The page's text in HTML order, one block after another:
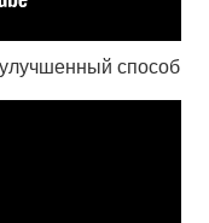
способ